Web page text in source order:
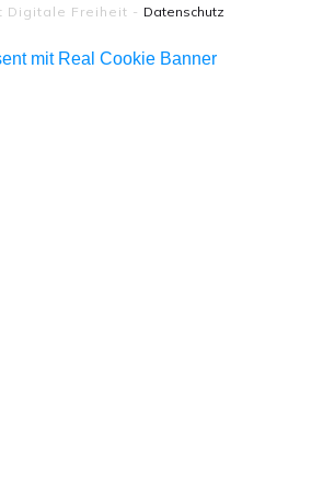
Digitale Freiheit - Datenschutz
mit Real Cookie Banner